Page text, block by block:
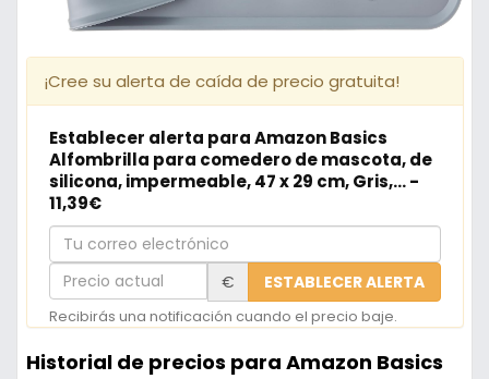
¡Cree su alerta de caída de precio gratuita!
Establecer alerta para Amazon Basics
Alfombrilla para comedero de mascota, de
silicona, impermeable, 47 x 29 cm, Gris,... -
11,39€
Tu
correo
electrónico
Precio
actual
€ ESTABLECER ALERTA
Recibirás una notificación cuando el precio baje.
Historial de precios para Amazon Basics